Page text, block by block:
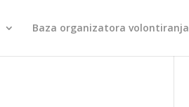
Baza organizatora volontiranja